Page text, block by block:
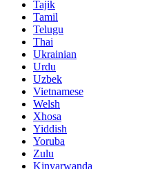
Tajik
Tamil
Telugu
Thai
Ukrainian
Urdu
Uzbek
Vietnamese
Welsh
Xhosa
Yiddish
Yoruba
Zulu
Kinyarwanda